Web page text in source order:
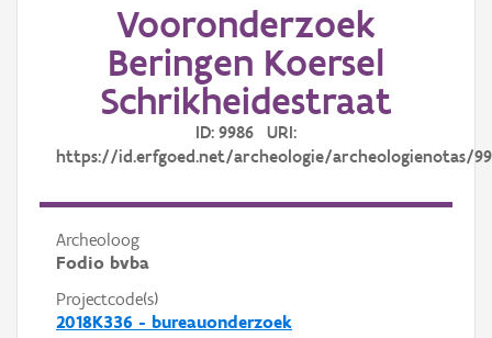
Vooronderzoek
Beringen Koersel
Schrikheidestraat
ID: 9986 URI:
https://id.erfgoed.net/archeologie/archeologienotas/
Archeoloog
Fodio bvba
Projectcode(s)
2018K336 - bureauonderzoek